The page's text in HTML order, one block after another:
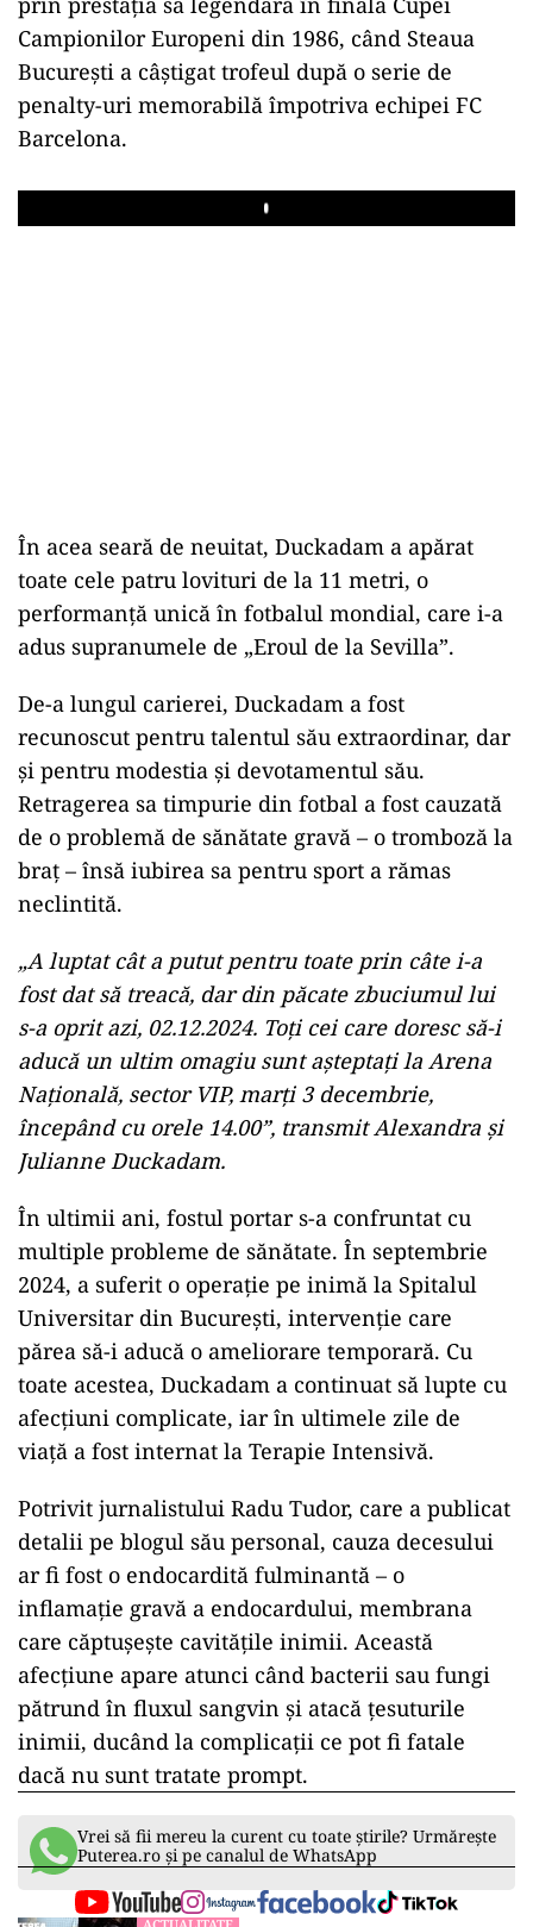
Campionilor Europeni din 1986, când Steaua
București a câștigat trofeul după o serie de
penalty-uri memorabilă împotriva echipei FC
Barcelona.
Play
În acea seară de neuitat, Duckadam a apărat
toate cele patru lovituri de la 11 metri, o
performanță unică în fotbalul mondial, care i-a
adus supranumele de „Eroul de la Sevilla”.
De-a lungul carierei, Duckadam a fost
recunoscut pentru talentul său extraordinar, dar
și pentru modestia și devotamentul său.
Retragerea sa timpurie din fotbal a fost cauzată
de o problemă de sănătate gravă – o tromboză la
braț – însă iubirea sa pentru sport a rămas
neclintită.
„A luptat cât a putut pentru toate prin câte i-a
fost dat să treacă, dar din păcate zbuciumul lui
s-a oprit azi, 02.12.2024. Toți cei care doresc să-i
aducă un ultim omagiu sunt așteptați la Arena
Națională, sector VIP, marți 3 decembrie,
începând cu orele 14.00”, transmit Alexandra și
Julianne Duckadam.
În ultimii ani, fostul portar s-a confruntat cu
multiple probleme de sănătate. În septembrie
2024, a suferit o operație pe inimă la Spitalul
Universitar din București, intervenție care
părea să-i aducă o ameliorare temporară. Cu
toate acestea, Duckadam a continuat să lupte cu
afecțiuni complicate, iar în ultimele zile de
viață a fost internat la Terapie Intensivă.
Potrivit jurnalistului Radu Tudor, care a publicat
detalii pe blogul său personal, cauza decesului
ar fi fost o endocardită fulminantă – o
inflamație gravă a endocardului, membrana
care căptușește cavitățile inimii. Această
afecțiune apare atunci când bacterii sau fungi
pătrund în fluxul sangvin și atacă țesuturile
inimii, ducând la complicații ce pot fi fatale
dacă nu sunt tratate prompt.
Vrei să fii mereu la curent cu toate știrile? Urmărește
Puterea.ro și pe canalul de WhatsApp